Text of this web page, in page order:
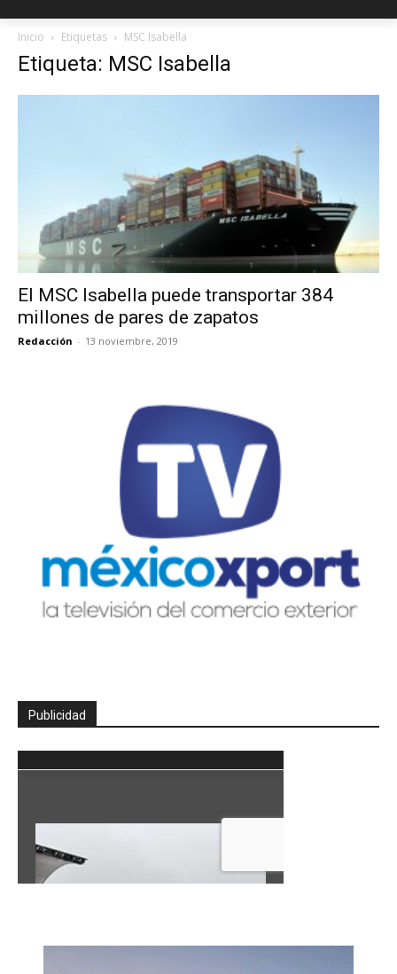
Inicio Etiquetas MSC Isabella
Etiqueta: MSC Isabella
El MSC Isabella puede transportar 384
millones de pares de zapatos
Redacción - 13 noviembre, 2019
Publicidad